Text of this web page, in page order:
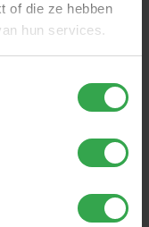
of die ze hebben
hun services.